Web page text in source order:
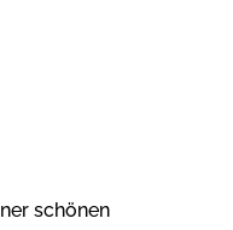
schönen